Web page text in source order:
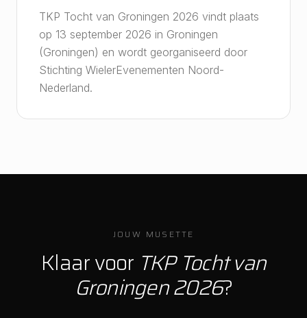
TKP Tocht van Groningen 2026 vindt plaats
op 13 september 2026 in Groningen
(Groningen) en wordt georganiseerd door
Stichting WielerEvenementen Noord-
Nederland.
JOUW MUSETTE
Klaar voor TKP Tocht van
Groningen 2026?